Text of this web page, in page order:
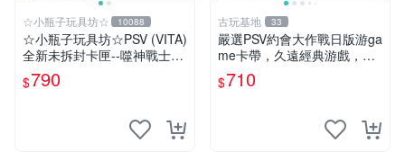
☆小瓶子玩具坊☆ 10088
☆小瓶子玩具坊☆PSV (VITA)
全新未拆封卡匣--噬神戰士2
《噬神者2》(日版)
$790
古玩基地 33
嚴選PSV約會大作戰日版游ga
me卡帶，久遠經典游戲，卡
帶完好無損 游戲卡帶 日版 紹
興
$710